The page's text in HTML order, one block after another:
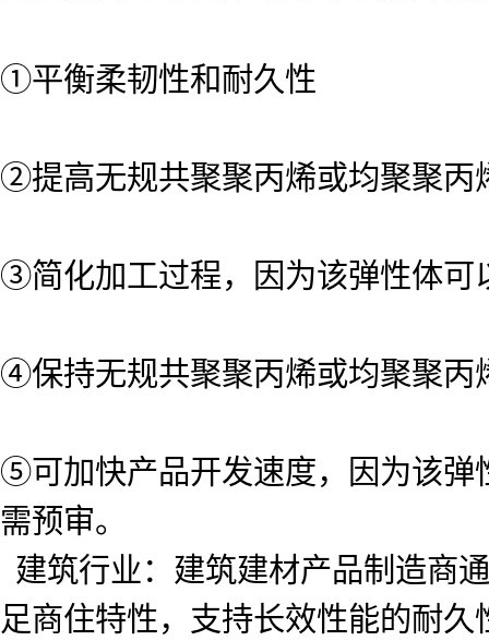
①平衡柔韧性和耐久性
②提高无规共聚聚丙烯或均聚聚丙
③简化加工过程，因为该弹性体可
④保持无规共聚聚丙烯或均聚聚丙
⑤可加快产品开发速度，因为该弹
需预审。
建筑行业： 建筑建材产品制造商
足商住特性，支持长效性能的耐